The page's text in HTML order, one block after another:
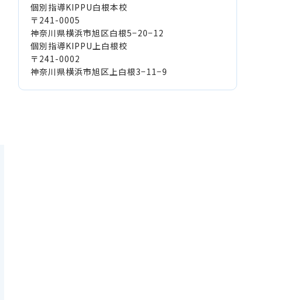
個別指導KIPPU白根本校
〒241-0005
神奈川県横浜市旭区白根5−20−12
個別指導KIPPU上白根校
〒241-0002
神奈川県横浜市旭区上白根3−11−9